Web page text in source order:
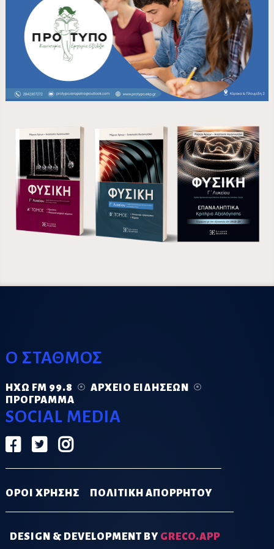
Ο ΣΤΑΘΜΟΣ
ΗΧΏ FM 99.8
ΑΡΧΕΊΟ ΕΙΔΉΣΕΩΝ
ΠΡΌΓΡΑΜΜΑ
SOCIAL MEDIA
ΟΡΟΙ ΧΡΗΣΗΣ ΠΟΛΙΤΙΚΗ ΑΠΟΡΡΗΤΟΥ
DESIGN & DEVELOPMENT BY GRECO.APP